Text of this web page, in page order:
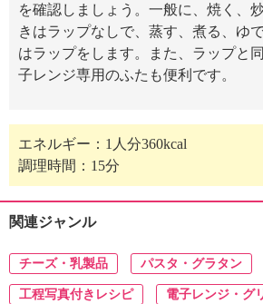
を確認しましょう。一般に、焼く、
きはラップなしで、蒸す、煮る、ゆ
はラップをします。また、ラップと
子レンジ専用のふたも便利です。
エネルギー：1人分360kcal
調理時間：15分
関連ジャンル
チーズ・乳製品 パスタ・グラタン
工程写真付きレシピ 電子レンジ・グ